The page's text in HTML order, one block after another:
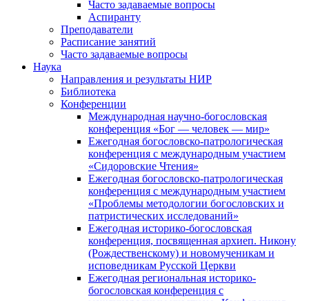
Часто задаваемые вопросы
Аспиранту
Преподаватели
Расписание занятий
Часто задаваемые вопросы
Наука
Направления и результаты НИР
Библиотека
Конференции
Международная научно-богословская
конференция «Бог — человек — мир»
Ежегодная богословско-патрологическая
конференция с международным участием
«Сидоровские Чтения»
Ежегодная богословско-патрологическая
конференция с международным участием
«Проблемы методологии богословских и
патристических исследований»
Ежегодная историко-богословская
конференция, посвященная архиеп. Никону
(Рождественскому) и новомученикам и
исповедникам Русской Церкви
Ежегодная региональная историко-
богословская конференция с